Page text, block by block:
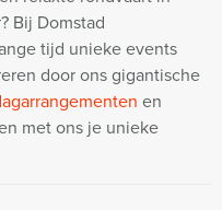
Bij Domstad
tijd unieke events
door ons gigantische
en
met ons je unieke